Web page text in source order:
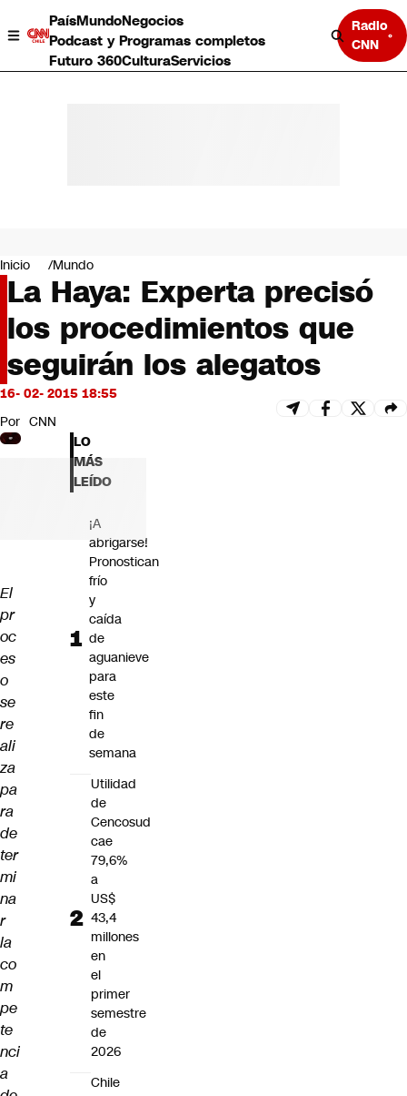
PaísMundoNegocios
Podcast y Programas completos
Futuro 360CulturaServicios
Radio
CNN
Negocios
Deportes
Programas completos
Cultura
Servicios
Bits
CNN Data
CNN tiempo
Futuro 360
Opinión
Inicio Mundo
La Haya: Experta precisó
los procedimientos que
seguirán los alegatos
16- 02- 2015 18:55
Por CNN
El
pr
oc
es
o
se
re
ali
za
pa
ra
de
ter
mi
na
r
la
co
m
pe
te
nci
a
LO
MÁS
LEÍDO
¡A
abrigarse!
Pronostican
frío
y
caída
de
aguanieve
para
este
fin
de
semana
Utilidad
de
Cencosud
cae
79,6%
a
US$
43,4
millones
en
el
primer
semestre
de
2026
Chile